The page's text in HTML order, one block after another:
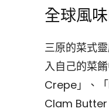
全球風
三原的菜式
入自己的菜
Crepe」、
Clam Butter